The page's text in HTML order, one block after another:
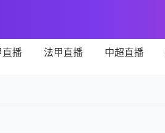
播 法甲直播 中超直播